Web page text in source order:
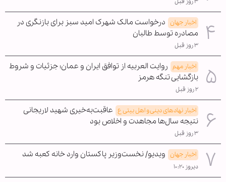
اخبار جهان درخواست مالک شهرک امید سبز برای بازنگری در
مصادره توسط طالبان
۳ روز قبل
اخبار مهم روایت العربیه از توافق ایران و عمان؛ جزئیات و شروط
بازگشایی تنگه هرمز
۲ روز قبل
اخبار نهادهای دینی و اهل بیتی ع عاقبت‌به‌خیری شهید لاریجانی
نتیجه سال‌ها مجاهدت و اخلاص بود
۳ روز قبل
اخبار جهان ویدیو/ نخست‌وزیر پاکستان وارد خانه کعبه شد
دیروز ۱۰:۲۰